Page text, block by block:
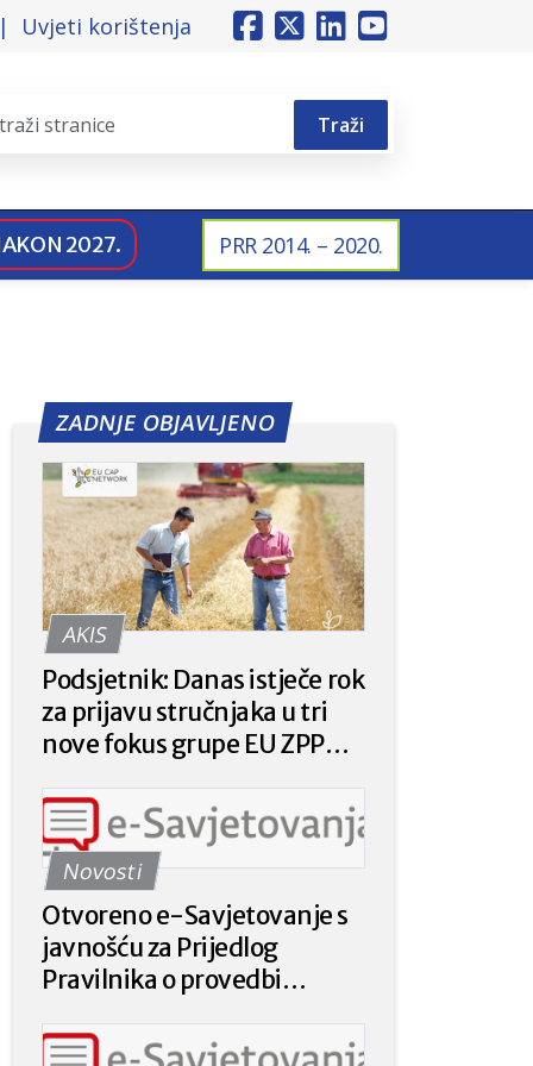
Uvjeti korištenja
Traži
2027. PRR 2014. – 2020.
ZADNJE OBJAVLJENO
AKIS
Podsjetnik: Danas istječe rok
za prijavu stručnjaka u tri
nove fokus grupe EU ZPP
Novosti
Otvoreno e-Savjetovanje s
javnošću za Prijedlog
Pravilnika o provedbi
plaćanja poljoprivrednicima